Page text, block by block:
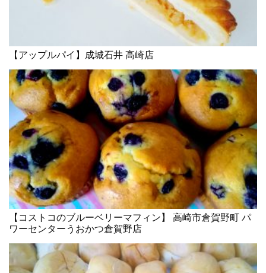
【アップルパイ】成城石井 高崎店
【コストコのブルーベリーマフィン】 高崎市倉賀野町 パ
ワーセンターうおかつ倉賀野店